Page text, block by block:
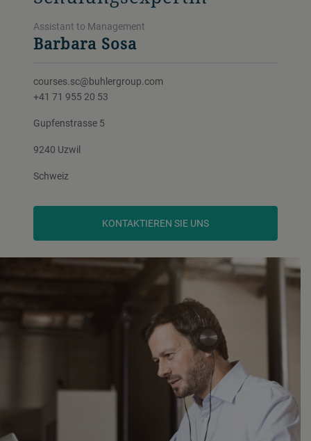
Assistant to Management
Barbara Sosa
courses.sc@buhlergroup.com
+41 71 955 20 53
Gupfenstrasse 5
9240 Uzwil
Schweiz
KONTAKTIEREN SIE UNS